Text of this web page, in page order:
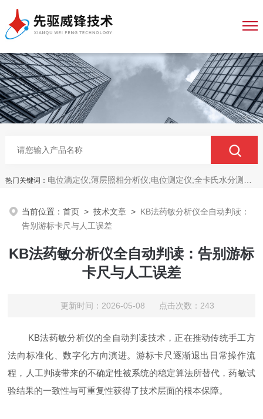
热门关键词： 电位滴定仪;薄层照相分析仪;电位测定仪;全卡氏水分测定仪;全自动永停滴定仪;菌落计数分析仪;抑菌圈测量仪;抑菌圈分析仪
当前位置：首页 >技术文章 > KB法药敏分析仪全自动判读：
告别游标卡尺与人工误差
KB法药敏分析仪全自动判读：告别游标
卡尺与人工误差
更新时间：2026-05-08 点击次数：243
KB法药敏分析仪的全自动判读技术，正在推动传统手工方
法向标准化、数字化方向演进。游标卡尺逐渐退出日常操作流
程，人工判读带来的不确定性被系统的稳定算法所替代，药敏试
验结果的一致性与可重复性获得了技术层面的根本保障。